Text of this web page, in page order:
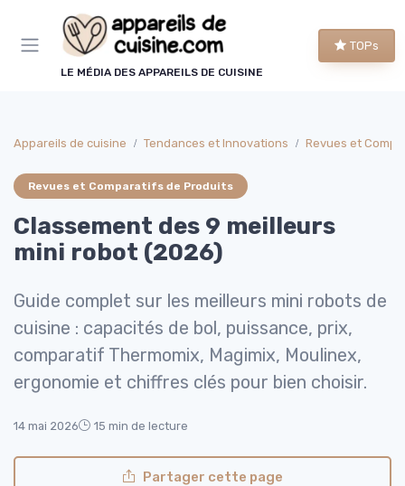
LE MÉDIA DES APPAREILS DE CUISINE
TOPs
Appareils de cuisine Tendances et Innovations Revues et
Revues et Comparatifs de Produits
Classement des 9 meilleurs
mini robot (2026)
Guide complet sur les meilleurs mini robots de
cuisine : capacités de bol, puissance, prix,
comparatif Thermomix, Magimix, Moulinex,
ergonomie et chiffres clés pour bien choisir.
14 mai 2026 15 min de lecture
Partager cette page
Panneau de gestion des cookies